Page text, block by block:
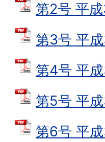
第2号 平
第3号 平
第4号 平
第5号 平
第6号 平